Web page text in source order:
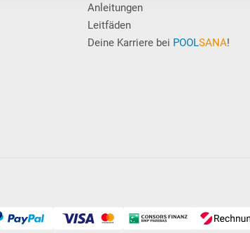
Anleitungen
Leitfäden
Deine Karriere bei POOLSANA!